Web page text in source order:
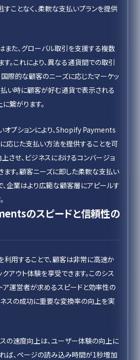
ことなく、柔軟な支払いプランを提供
た、グローバル取引を支援する複数
。これにより、異なる通貨間での取引
際的な顧客のニーズに応じたマーケッ
払い時に顧客が好む通貨で表示される
繋がります。
オプションにより、Shopify Payments
応じた支払い方法を提供することを可
させ、ビジネスにおけるコンバージョ
ます。顧客ニーズに即した柔軟な支払い
企業はより広範な顧客層にアピールす
のスピードと信頼性の
用することで、顧客は非常に高速か
アウト体験を享受できます。このシス
ア運営者が求めるスピードと効率性の
ネスの成功に重要な変換率の向上を実
の速度向上は、ユーザー体験の向上に
れば、ページの読み込み時間が1秒増加